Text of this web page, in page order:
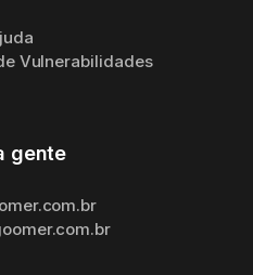
Vulnerabilidades
gente